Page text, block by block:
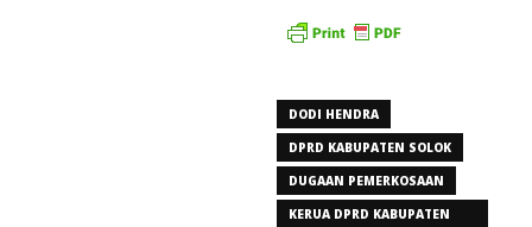
DODI HENDRA
DPRD KABUPATEN SOLOK
DUGAAN PEMERKOSAAN
KERUA DPRD KABUPATEN